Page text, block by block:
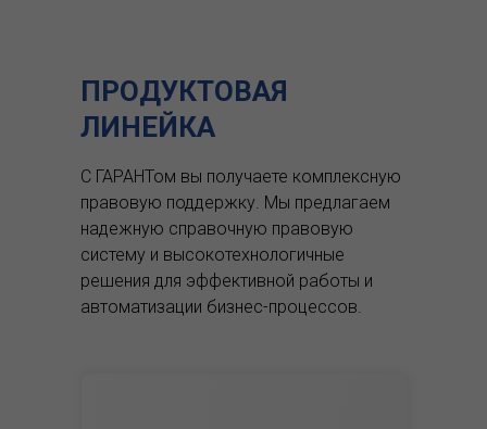
ПРОДУКТОВАЯ
ЛИНЕЙКА
С ГАРАНТом вы получаете комплексную
правовую поддержку. Мы предлагаем
надежную справочную правовую
систему и высокотехнологичные
решения для эффективной работы и
автоматизации бизнес-процессов.